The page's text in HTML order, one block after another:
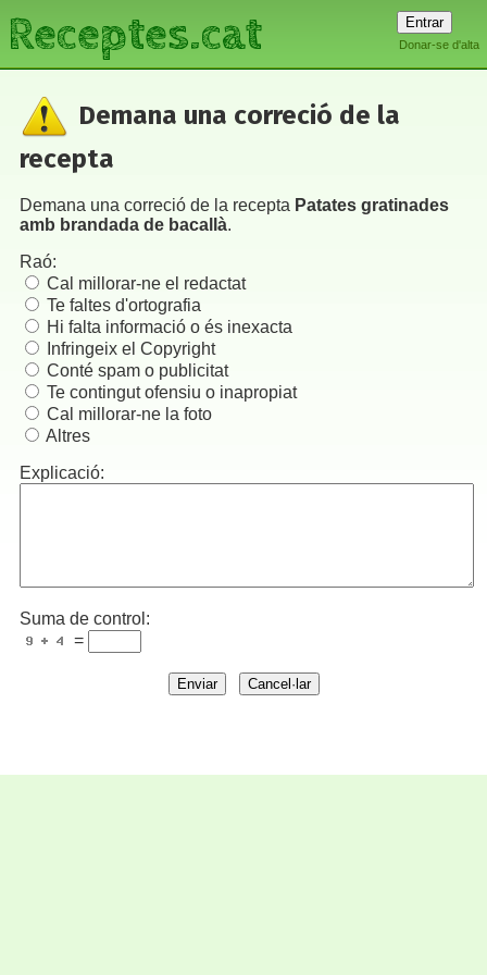
Donar-se d'alta
Receptes.cat
Demana una correció de la
recepta
Demana una correció de la recepta Patates gratinades
amb brandada de bacallà.
Raó:
Cal millorar-ne el redactat
Te faltes d'ortografia
Hi falta informació o és inexacta
Infringeix el Copyright
Conté spam o publicitat
Te contingut ofensiu o inapropiat
Cal millorar-ne la foto
Altres
Explicació:
Suma de control:
=